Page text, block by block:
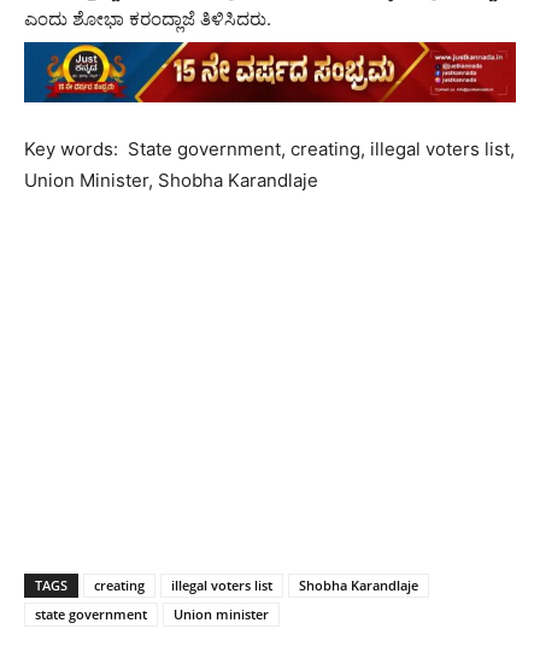
ಎಂದು ಶೋಭಾ ಕರಂದ್ಲಾಜೆ ತಿಳಿಸಿದರು.
Key words: State government, creating, illegal voters list,
Union Minister, Shobha Karandlaje
TAGS creating illegal voters list
Shobha Karandlaje
state government
Union minister